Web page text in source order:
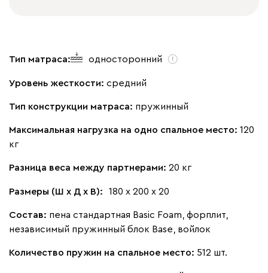
Тип матраса: односторонний
Уровень жесткости: средний
Тип конструкции матраса: пружинный
Максимальная нагрузка на одно спальное место: 120
кг
Разница веса между партнерами: 20 кг
Размеры (Ш х Д х В): 180 х 200 х 20
Состав: пена стандартная Basic Foam, форплит,
независимый пружинный блок Base, войлок
Количество пружин на спальное место: 512 шт.